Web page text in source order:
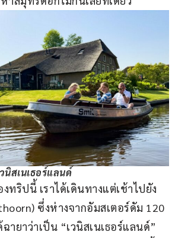
นิสเนเธอร์แลนด์
ริปนี้ เราได้เดินทางแต่เช้าไปยัง
ซึ่งห่างจากอัมสเตอร์ดัม 120
ายาว่าเป็น “เวนิสเนเธอร์แลนด์”